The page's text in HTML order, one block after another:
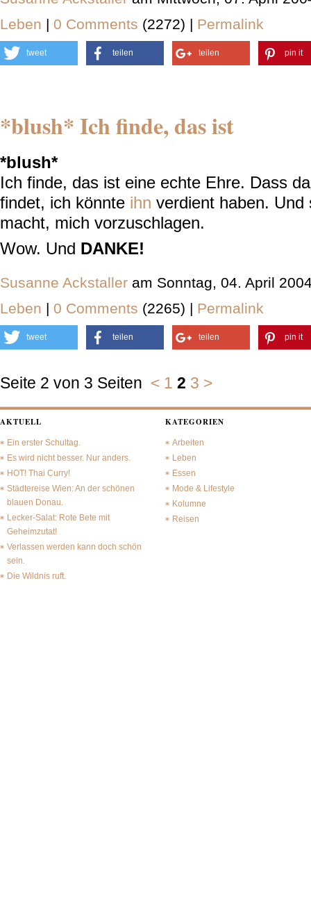
Leben | 0 Comments (2272) | Permalink
tweet teilen teilen pin it
*blush* Ich finde, das ist
*blush*
Ich finde, das ist eine echte Ehre. Dass
findet, ich könnte ihn verdient haben. Und
macht, mich vorzuschlagen.
Wow. Und DANKE!
Susanne Ackstaller am Sonntag, 04. April
Leben | 0 Comments (2265) | Permalink
tweet teilen teilen pin it
Seite 2 von 3 Seiten < 1 2 3 >
AKTUELL
Ein erster Schultag.
Es wird nicht besser. Nur anders.
HOT! Thai Curry!
Städtereise Wien: An der schönen
blauen Donau.
Lecker-Salat: Rote Bete mit
Geheimzutat!
Verlassen werden kann doch schön
sein.
Die Wildnis ruft.
KATEGORIEN
Arbeiten
Leben
Essen
Mode & Lifestyle
Kolumne
Reisen